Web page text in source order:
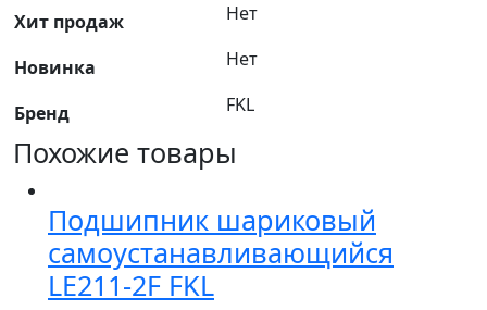
Хит продаж Нет
Новинка Нет
Бренд FKL
Похожие товары
Подшипник шариковый
самоустанавливающийся
LE211-2F FKL